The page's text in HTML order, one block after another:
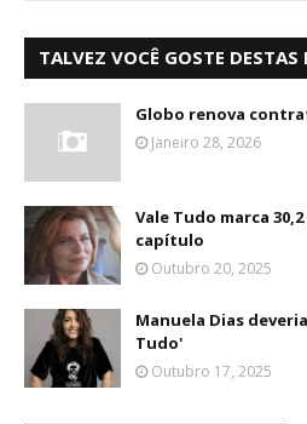
TALVEZ VOCÊ GOSTE DESTAS
Globo renova
Janeiro 28, 2026
Vale Tudo marca
capítulo
Outubro 20, 2025
Manuela Dias
Tudo'
Outubro 17, 2025